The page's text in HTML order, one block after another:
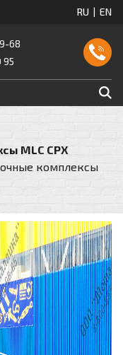
68
95
MLC CPX
комплексы